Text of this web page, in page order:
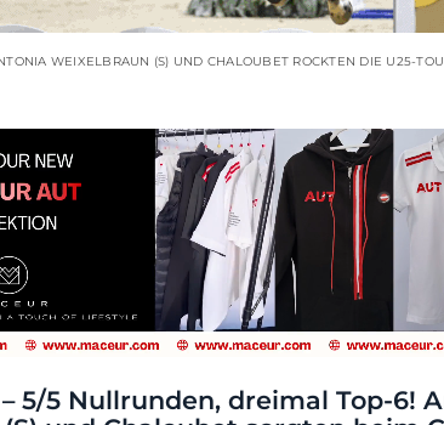
WEIXELBRAUN (S) UND CHALOUBET ROCKTEN DIE U25-
5/5 Nullrunden, dreimal Top-6!